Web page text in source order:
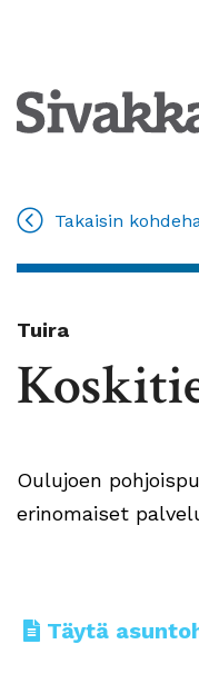
Takaisin
Tuira
Oulujoen
erinomaiset
Täytä